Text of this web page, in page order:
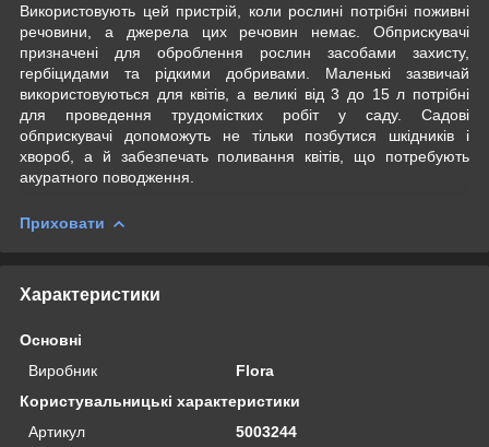
Використовують цей пристрій, коли рослині потрібні поживні
речовини, а джерела цих речовин немає. Обприскувачі
призначені для оброблення рослин засобами захисту,
гербіцидами та рідкими добривами. Маленькі зазвичай
використовуються для квітів, а великі від 3 до 15 л потрібні
для проведення трудомістких робіт у саду. Садові
обприскувачі допоможуть не тільки позбутися шкідників і
хвороб, а й забезпечать поливання квітів, що потребують
акуратного поводження.
Приховати
Характеристики
Основні
Виробник
Flora
Користувальницькі характеристики
Артикул
5003244